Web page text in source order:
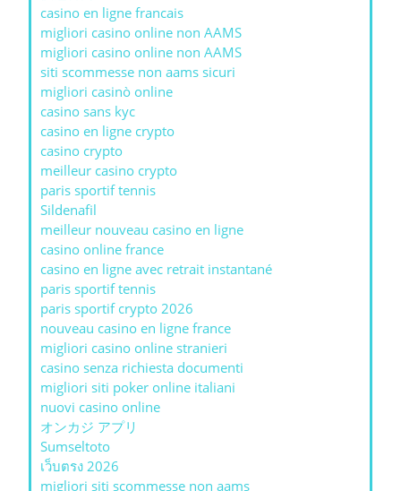
casino en ligne francais
migliori casino online non AAMS
migliori casino online non AAMS
siti scommesse non aams sicuri
migliori casinò online
casino sans kyc
casino en ligne crypto
casino crypto
meilleur casino crypto
paris sportif tennis
Sildenafil
meilleur nouveau casino en ligne
casino online france
casino en ligne avec retrait instantané
paris sportif tennis
paris sportif crypto 2026
nouveau casino en ligne france
migliori casino online stranieri
casino senza richiesta documenti
migliori siti poker online italiani
nuovi casino online
オンカジ アプリ
Sumseltoto
เว็บตรง 2026
migliori siti scommesse non aams